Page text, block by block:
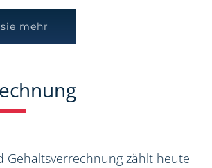
mehr
Gehaltsverrechnung zählt heute